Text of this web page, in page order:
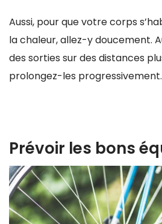
Aussi, pour que votre corps
la chaleur, allez-y doucement.
des sorties sur des distances
prolongez-les progressivement.
Prévoir les bons